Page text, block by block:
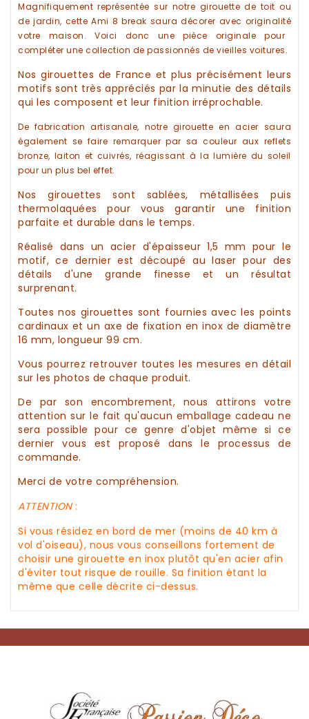
Magnifiquement représentée sur notre girouette de toit ou
de jardin, cette Ami 8 break saura décorer avec originalité
votre maison. Voici donc une pièce originale pour
compléter une collection de passionnés de vieilles voitures.
Nos girouettes de France et plus précisément leurs
motifs sont très appréciés par la minutie des détails
qui les composent et leur finition irréprochable.
De fabricationartisanale, notre girouette en acier saura
également se faire remarquer par sa couleur aux reflets
bronze, laiton et cuivrés, réagissant à la lumière du soleil
pour un plus bel effet.
Nosgirouettes sont sablées, métallisées puis
thermolaquées pour vous garantir une finition
parfaite et durable dans le temps.
Réalisé dans un acier d'épaisseur 1,5 mm pour le
motif, ce dernier est découpé au laser pour des
détails d'une grande finesse et un résultat
surprenant.
Toutes nos girouettes sont fournies avec les points
cardinaux et un axe de fixation en inox de diamètre
16 mm, longueur 99 cm.
Vous pourrez retrouver toutes les mesures en détail
sur les photos de chaque produit.
De par son encombrement, nous attirons votre
attention sur le fait qu'aucun emballage cadeau ne
sera possible pour ce genre d'objet même si ce
dernier vous est proposé dans le processus de
commande.
Merci de votre compréhension.
ATTENTION:
Si vous résidez en bord de mer (moins de 40 km à
vol d'oiseau), nous vous conseillons fortement de
choisir une girouette en inox plutôt qu'en acier afin
d'éviter tout risque de rouille. Sa finition étant la
même que celle décrite ci-dessus.